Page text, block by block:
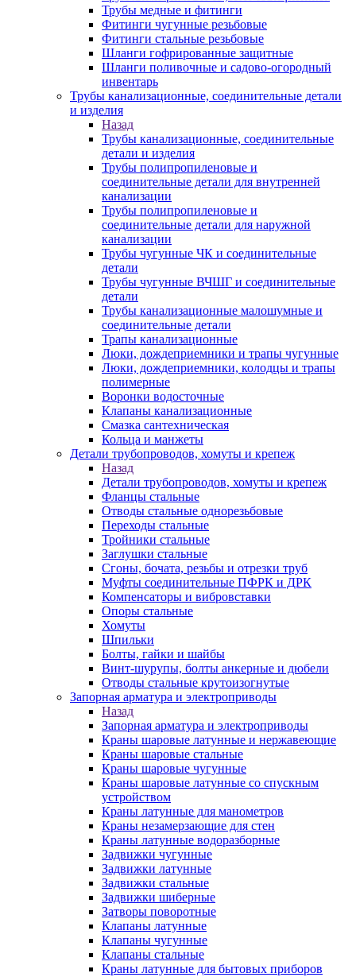
Трубы медные и фитинги
Фитинги чугунные резьбовые
Фитинги стальные резьбовые
Шланги гофрированные защитные
Шланги поливочные и садово-огородный
инвентарь
Трубы канализационные, соединительные детали
и изделия
Назад
Трубы канализационные, соединительные
детали и изделия
Трубы полипропиленовые и
соединительные детали для внутренней
канализации
Трубы полипропиленовые и
соединительные детали для наружной
канализации
Трубы чугунные ЧК и соединительные
детали
Трубы чугунные ВЧШГ и соединительные
детали
Трубы канализационные малошумные и
соединительные детали
Трапы канализационные
Люки, дождеприемники и трапы чугунные
Люки, дождеприемники, колодцы и трапы
полимерные
Воронки водосточные
Клапаны канализационные
Смазка сантехническая
Кольца и манжеты
Детали трубопроводов, хомуты и крепеж
Назад
Детали трубопроводов, хомуты и крепеж
Фланцы стальные
Отводы стальные однорезьбовые
Переходы стальные
Тройники стальные
Заглушки стальные
Сгоны, бочата, резьбы и отрезки труб
Муфты соединительные ПФРК и ДРК
Компенсаторы и вибровставки
Опоры стальные
Хомуты
Шпильки
Болты, гайки и шайбы
Винт-шурупы, болты анкерные и дюбели
Отводы стальные крутоизогнутые
Запорная арматура и электроприводы
Назад
Запорная арматура и электроприводы
Краны шаровые латунные и нержавеющие
Краны шаровые стальные
Краны шаровые чугунные
Краны шаровые латунные со спускным
устройством
Краны латунные для манометров
Краны незамерзающие для стен
Краны латунные водоразборные
Задвижки чугунные
Задвижки латунные
Задвижки стальные
Задвижки шиберные
Затворы поворотные
Клапаны латунные
Клапаны чугунные
Клапаны стальные
Краны латунные для бытовых приборов